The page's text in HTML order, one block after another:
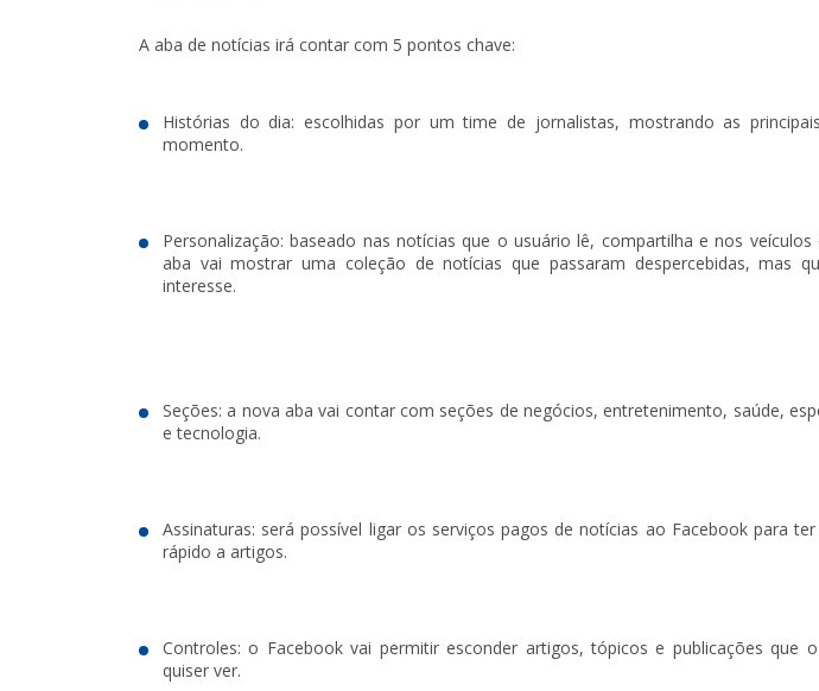
A aba de notícias irá contar com 5 pontos chave:
Histórias do dia: escolhidas por um time de jornalistas, mostrando as
momento.
Personalização: baseado nas notícias que o usuário lê, compartilha e nos veículos
aba vai mostrar uma coleção de notícias que passaram despercebidas, mas
interesse.
Seções: a nova aba vai contar com seções de negócios, entretenimento, saúde,
e tecnologia.
Assinaturas: será possível ligar os serviços pagos de notícias ao Facebook para
rápido a artigos.
Controles: o Facebook vai permitir esconder artigos, tópicos e publicações que
quiser ver.